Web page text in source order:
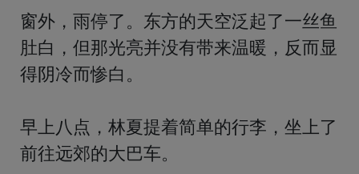
窗外，雨停了。东方的天空泛起了一丝鱼
肚白，但那光亮并没有带来温暖，反而显
得阴冷而惨白。
早上八点，林夏提着简单的行李，坐上了
前往远郊的大巴车。